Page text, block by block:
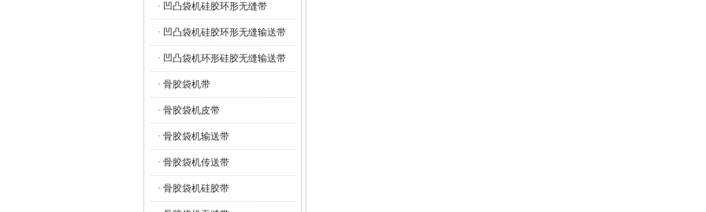
· 凹凸袋机硅胶环形无缝带
· 凹凸袋机硅胶环形无缝输送带
· 凹凸袋机环形硅胶无缝输送带
· 骨胶袋机带
· 骨胶袋机皮带
· 骨胶袋机输送带
· 骨胶袋机传送带
· 骨胶袋机硅胶带